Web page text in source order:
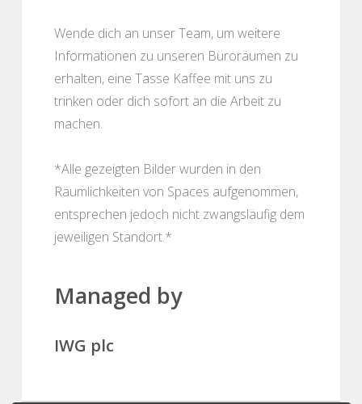
Wende dich an unser Team, um weitere
Informationen zu unseren Büroräumen zu
erhalten, eine Tasse Kaffee mit uns zu
trinken oder dich sofort an die Arbeit zu
machen.
*Alle gezeigten Bilder wurden in den
Räumlichkeiten von Spaces aufgenommen,
entsprechen jedoch nicht zwangsläufig dem
jeweiligen Standort.*
Managed by
IWG plc